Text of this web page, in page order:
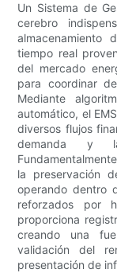
Un Sistema de
cerebro
almacenamiento
tiempo real
del mercado
para coordinar
Mediante
automático, el
diversos flujos
demanda y
la preservación
operando dentro
reforzados por
proporciona
creando una
validación del
presentación de